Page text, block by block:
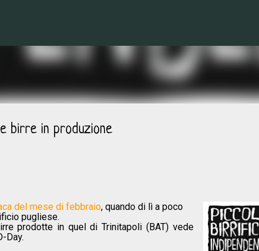
birre in produzione
del mese di febbraio, quando di lì a poco
pugliese.
prodotte in quel di Trinitapoli (BAT) vede
Day.